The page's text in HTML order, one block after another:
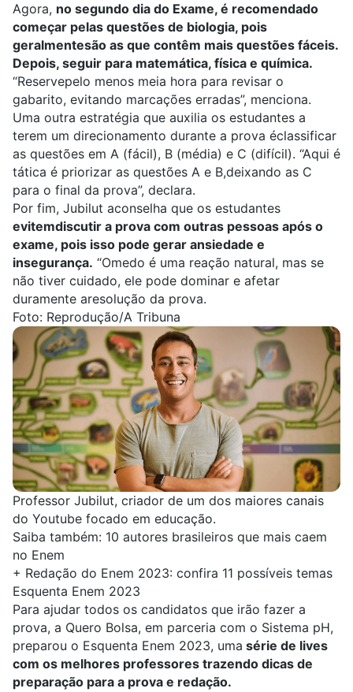
Agora, no segundo dia do Exame, é recomendado
começar pelas questões de biologia, pois
geralmentesão as que contêm mais questões fáceis.
Depois, seguir para matemática, física e química.
“Reservepelo menos meia hora para revisar o
gabarito, evitando marcações erradas”, menciona.
Uma outra estratégia que auxilia os estudantes a
terem um direcionamento durante a prova éclassificar
as questões em A (fácil), B (média) e C (difícil). “Aqui é
tática é priorizar as questões A e B,deixando as C
para o final da prova”, declara.
Por fim, Jubilut aconselha que os estudantes
evitemdiscutir a prova com outras pessoas após o
exame, pois isso pode gerar ansiedade e
insegurança. “Omedo é uma reação natural, mas se
não tiver cuidado, ele pode dominar e afetar
duramente aresolução da prova.
Foto: Reprodução/A Tribuna
Professor Jubilut, criador de um dos maiores canais
do Youtube focado em educação.
Saiba também: 10 autores brasileiros que mais caem
no Enem
+ Redação do Enem 2023: confira 11 possíveis temas
Esquenta Enem 2023
Para ajudar todos os candidatos que irão fazer a
prova, a Quero Bolsa, em parceria com o Sistema pH,
preparou o Esquenta Enem 2023, uma série de lives
com os melhores professores trazendo dicas de
preparação para a prova e redação.